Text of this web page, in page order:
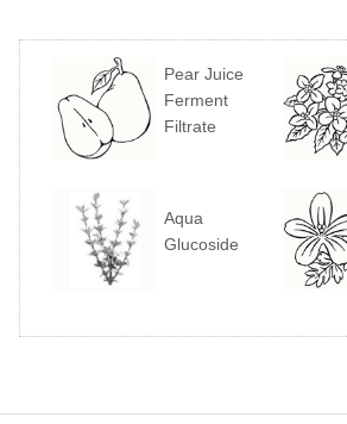
Pear Juice
Ferment
Filtrate
Aqua
Glucoside